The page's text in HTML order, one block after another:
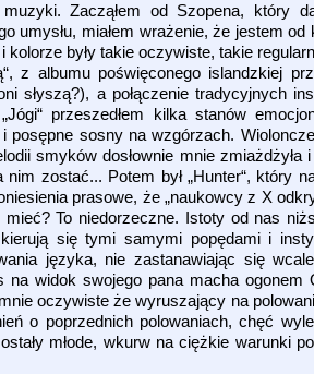
Zacząłem od Szopena, który
umysłu, miałem wrażenie, że jestem
były takie oczywiste, takie
z albumu poświęconego islandzkiej
słyszą?), a połączenie tradycyjnych
przeszedłem kilka stanów
posępne sosny na wzgórzach.
smyków dosłownie mnie zmiażdżyła
zostać... Potem był „Hunter“, który
prasowe, że „naukowcy z X
To niedorzeczne. Istoty od nas
się tymi samymi popędami i
języka, nie zastanawiając się
widok swojego pana macha
oczywiste że wyruszający na
o poprzednich polowaniach, chęć
młode, wkurw na ciężkie warunki